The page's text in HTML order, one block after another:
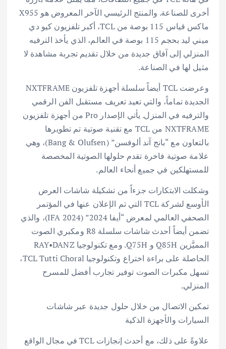
أخرى للصناعة. والمنتج الرئيسي الآخر المعروض هو X955
ماكس قياس 115 بوصة من TCL، أكبر تلفزيون كيو دي
ميني ليد بحجم 115 بوصة في العالم، الذي يأخذ الترفيه
المنزلي إلى آفاق جديدة من خلال تقديم تجربة مشاهدة لا
مثيل لها في الصناعة.
وعرضت TCL أيضاً سلسلة أجهزة تلفزيون NXTFRAME
الجديدة تماماً، والتي تعيد تعريف مستقبل الفن الرقمي
والترفيه في المنزل. يأتي الإصدار Pro من أجهزة تلفزيون
NXTFRAME من TCL مع تقنية صوتية تم تطويرها
بالتعاون مع “بانج آند ألوفسن” (Bang & Olufsen)، وهي
علامة صوتية فاخرة تقدم حلولها الصوتية المخصصة
للمستهلكين في جميع أنحاء العالم.
وشكلت الابتكارات جزءاً من تشكيلة شاشات العرض
الأوسع لشركة TCL التي تم الإعلان عنها في المؤتمر
الصحفي العالمي لمعرض “أيفا 2024” (IFA 2024)، والذي
تضمن أيضاً أحدث شاشات سلسلة R8 ومكبري الصوت
المميَّزين Q85H و Q75H. ومع تكنولوجيا RAY•DANZ
الحاصلة على براءة اختراع وتكنولوجيا TCL Tutti Choral،
تسهل مكبرات الصوت توفير تجارب أفضل للمسرح
المنزلي.
تمكين الاتصال من خلال حلول جديدة عبر شاشات
السيارات والأجهزة الذكية
علاوةً على ذلك، مع أحدث إنجازات TCL في مجال الواقع